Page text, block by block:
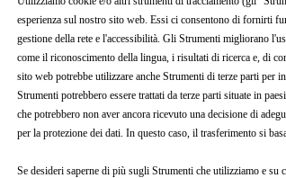
esperienza sul nostro sito web. Essi ci consentono di fornirti
gestione della rete e l'accessibilità. Gli Strumenti migliorano
come il riconoscimento della lingua, i risultati di ricerca e, di
sito web potrebbe utilizzare anche Strumenti di terze parti per
Strumenti potrebbero essere trattati da terze parti situate in
che potrebbero non aver ancora ricevuto una decisione di
per la protezione dei dati. In questo caso, il trasferimento si
Se desideri saperne di più sugli Strumenti che utilizziamo e su